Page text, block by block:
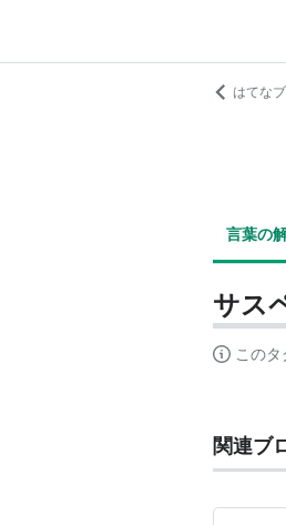
はてな
言葉の
サス
この
関連ブ